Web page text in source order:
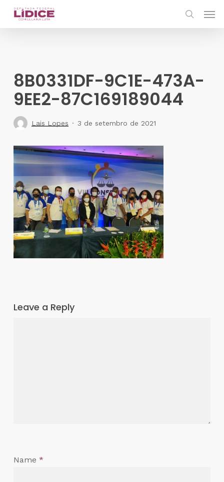
Skip
8B0331DF-9C1E-473A-
9EE2-87C169189044
Lais Lopes 3 de setembro de 2021
Leave a Reply
Name *